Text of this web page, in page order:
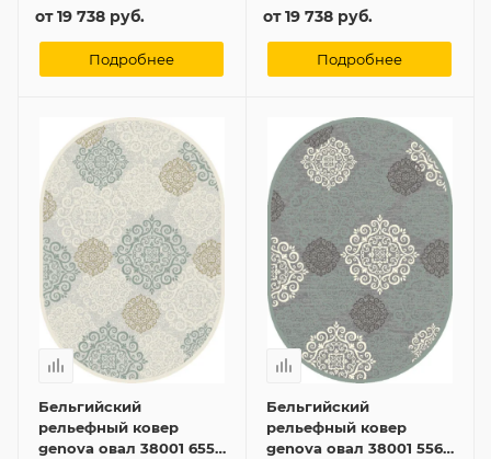
от19 738 руб.
Подробнее
от19 738 руб.
Подробнее
Бельгийский
рельефный ковер
genova овал 38001 6555
Бельгийский
рельефный ковер
genova овал 38001 5565